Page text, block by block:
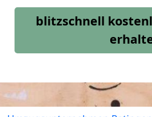
blitzschnell